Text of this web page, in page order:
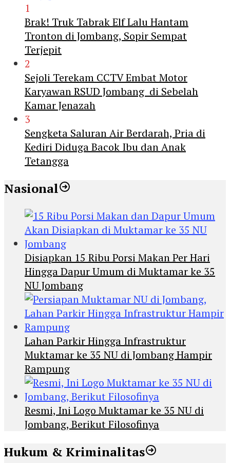
1
Brak! Truk Tabrak Elf Lalu Hantam
Tronton di Jombang, Sopir Sempat
Terjepit
2
Sejoli Terekam CCTV Embat Motor
Karyawan RSUD Jombang di Sebelah
Kamar Jenazah
3
Sengketa Saluran Air Berdarah, Pria di
Kediri Diduga Bacok Ibu dan Anak
Tetangga
Nasional
Disiapkan 15 Ribu Porsi Makan Per Hari
Hingga Dapur Umum di Muktamar ke 35
NU Jombang
Lahan Parkir Hingga Infrastruktur
Muktamar ke 35 NU di Jombang Hampir
Rampung
Resmi, Ini Logo Muktamar ke 35 NU di
Jombang, Berikut Filosofinya
Hukum & Kriminalitas